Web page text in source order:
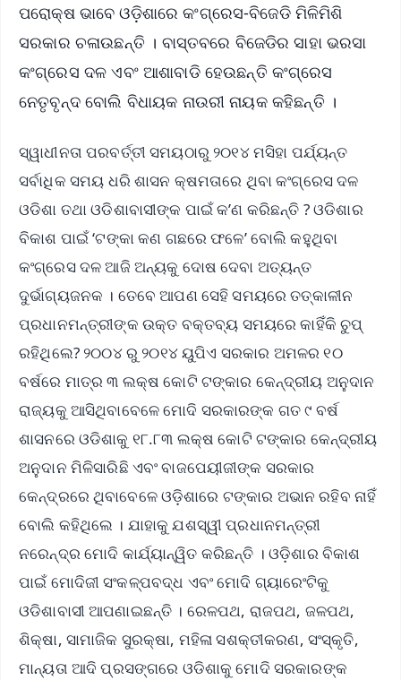
ପରୋକ୍ଷ ଭାବେ ଓଡ଼ିଶାରେ କଂଗ୍ରେସ-ବିଜେଡି ମିଳିମିଶି
ସରକାର ଚଳାଉଛନ୍ତି । ବାସ୍ତବରେ ବିଜେଡିର ସାହା ଭରସା
କଂଗ୍ରେସ ଦଳ ଏବଂ ଆଶାବାଡି ହେଉଛନ୍ତି କଂଗ୍ରେସ
ନେତୃବୃନ୍ଦ ବୋଲି ବିଧାୟକ ନାଉରୀ ନାୟକ କହିଛନ୍ତି ।
ସ୍ୱାଧୀନତା ପରବର୍ତ୍ତୀ ସମୟଠାରୁ ୨୦୧୪ ମସିହା ପର୍ଯ୍ୟନ୍ତ
ସର୍ବାଧିକ ସମୟ ଧରି ଶାସନ କ୍ଷମତାରେ ଥିବା କଂଗ୍ରେସ ଦଳ
ଓଡିଶା ତଥା ଓଡିଶାବାସୀଙ୍କ ପାଇଁ କ’ଣ କରିଛନ୍ତି ? ଓଡିଶାର
ବିକାଶ ପାଇଁ ‘ଟଙ୍କା କଣ ଗଛରେ ଫଳେ’ ବୋଲି କହୁଥିବା
କଂଗ୍ରେସ ଦଳ ଆଜି ଅନ୍ୟକୁ ଦୋଷ ଦେବା ଅତ୍ୟନ୍ତ
ଦୁର୍ଭାଗ୍ୟଜନକ । ତେବେ ଆପଣ ସେହି ସମୟରେ ତତ୍କାଳୀନ
ପ୍ରଧାନମନ୍ତ୍ରୀଙ୍କ ଉକ୍ତ ବକ୍ତବ୍ୟ ସମୟରେ କାହିଁକି ଚୁପ୍
ରହିଥିଲେ? ୨୦୦୪ ରୁ ୨୦୧୪ ୟୁପିଏ ସରକାର ଅମଳର ୧୦
ବର୍ଷରେ ମାତ୍ର ୩ ଲକ୍ଷ କୋଟି ଟଙ୍କାର କେନ୍ଦ୍ରୀୟ ଅନୁଦାନ
ରାଜ୍ୟକୁ ଆସିଥିବାବେଳେ ମୋଦି ସରକାରଙ୍କ ଗତ ୯ ବର୍ଷ
ଶାସନରେ ଓଡିଶାକୁ ୧୮.୮୩ ଲକ୍ଷ କୋଟି ଟଙ୍କାର କେନ୍ଦ୍ରୀୟ
ଅନୁଦାନ ମିଳିସାରିଛି ଏବଂ ବାଜପେୟୀଜୀଙ୍କ ସରକାର
କେନ୍ଦ୍ରରେ ଥିବାବେଳେ ଓଡ଼ିଶାରେ ଟଙ୍କାର ଅଭାନ ରହିବ ନାହିଁ
ବୋଲି କହିଥିଲେ । ଯାହାକୁ ଯଶସ୍ୱୀ ପ୍ରଧାନମନ୍ତ୍ରୀ
ନରେନ୍ଦ୍ର ମୋଦି କାର୍ଯ୍ୟାନ୍ୱିତ କରିଛନ୍ତି । ଓଡ଼ିଶାର ବିକାଶ
ପାଇଁ ମୋଦିଜୀ ସଂକଳ୍ପବଦ୍ଧ ଏବଂ ମୋଦି ଗ୍ୟାରେଂଟିକୁ
ଓଡିଶାବାସୀ ଆପଣାଇଛନ୍ତି । ରେଳପଥ, ରାଜପଥ, ଜଳପଥ,
ଶିକ୍ଷା, ସାମାଜିକ ସୁରକ୍ଷା, ମହିଳା ସଶକ୍ତୀକରଣ, ସଂସ୍କୃତି,
ମାନ୍ୟତା ଆଦି ପ୍ରସଙ୍ଗରେ ଓଡିଶାକୁ ମୋଦି ସରକାରଙ୍କ